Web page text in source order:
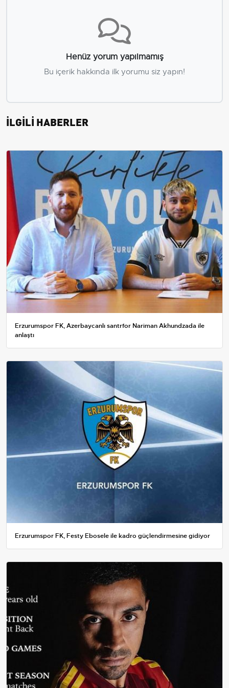
Henüz yorum yapılmamış
Bu içerik hakkında ilk yorumu siz yapın!
İLGİLİ HABERLER
Erzurumspor FK, Azerbaycanlı santrfor Nariman Akhundzada ile
anlaştı
Erzurumspor FK, Festy Ebosele ile kadro güçlendirmesine gidiyor